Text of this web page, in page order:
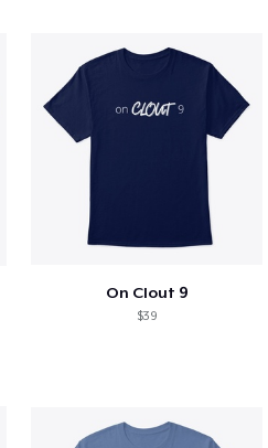
On Clout 9
$39